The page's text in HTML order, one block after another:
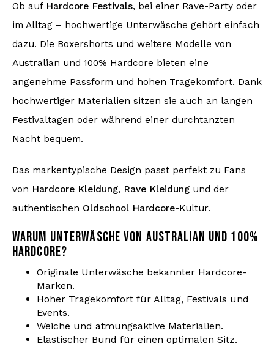
Ob auf Hardcore Festivals, bei einer Rave-Party oder
im Alltag – hochwertige Unterwäsche gehört einfach
dazu. Die Boxershorts und weitere Modelle von
Australian und 100% Hardcore bieten eine
angenehme Passform und hohen Tragekomfort. Dank
hochwertiger Materialien sitzen sie auch an langen
Festivaltagen oder während einer durchtanzten
Nacht bequem.
Das markentypische Design passt perfekt zu Fans
von Hardcore Kleidung, Rave Kleidung und der
authentischen Oldschool Hardcore-Kultur.
WARUM UNTERWÄSCHE VON AUSTRALIAN UND 100%
HARDCORE?
Originale Unterwäsche bekannter Hardcore-
Marken.
Hoher Tragekomfort für Alltag, Festivals und
Events.
Weiche und atmungsaktive Materialien.
Elastischer Bund für einen optimalen Sitz.